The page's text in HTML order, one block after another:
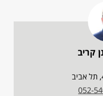
קריב
052-